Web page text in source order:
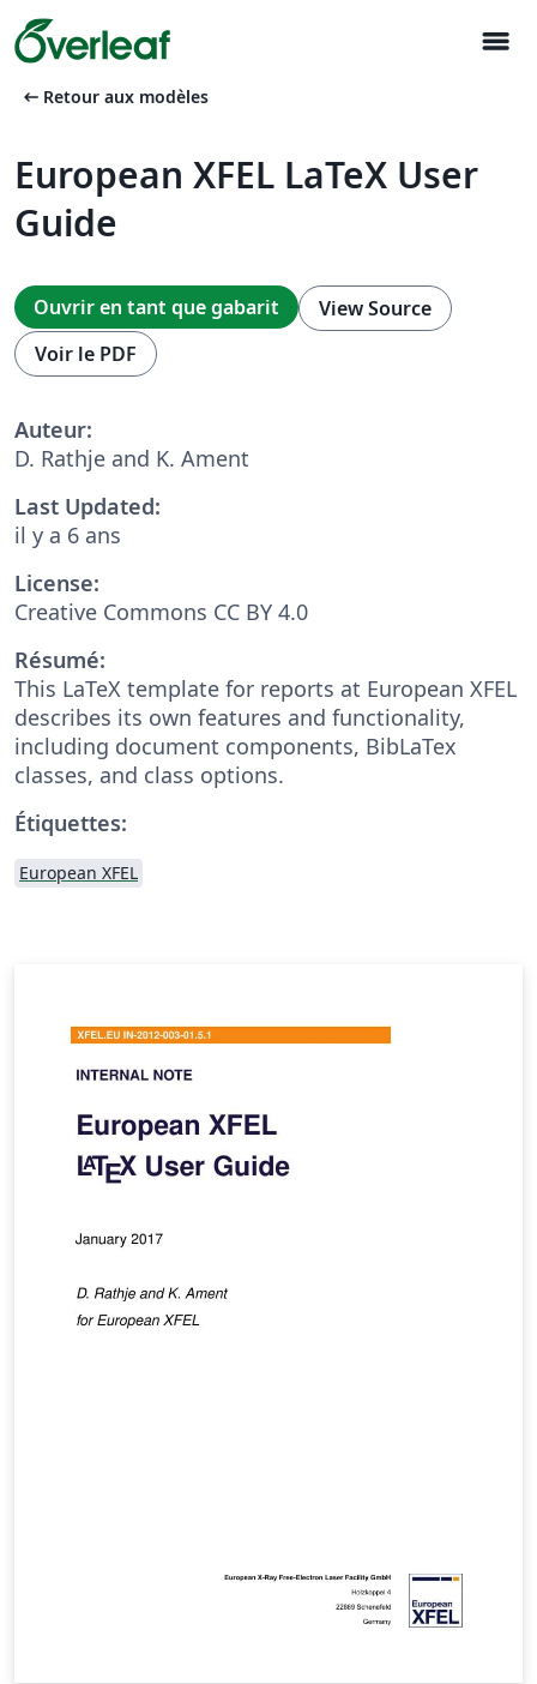
menu
arrow_left_alt Retour aux modèles
European XFEL LaTeX User
Guide
Ouvrir en tant que gabarit
View Source
Voir le PDF
Auteur:
D. Rathje and K. Ament
Last Updated:
il y a 6 ans
License:
Creative Commons CC BY 4.0
Résumé:
This LaTeX template for reports at European XFEL
describes its own features and functionality,
including document components, BibLaTex
classes, and class options.
Étiquettes:
European XFEL